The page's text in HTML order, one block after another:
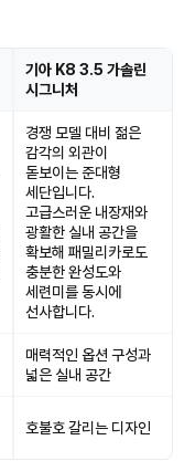
기아 K8 3.5 가솔린
시그니처
경쟁 모델 대비 젊은
감각의 외관이
돋보이는 준대형
세단입니다.
고급스러운 내장재와
광활한 실내 공간을
확보해 패밀리카로도
충분한 완성도와
세련미를 동시에
선사합니다.
매력적인 옵션 구성과
넓은 실내 공간
호불호 갈리는 디자인